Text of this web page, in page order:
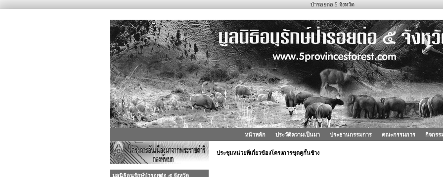
ป่ารอยต่อ 5 จังหวัด
หน้าหลัก ประวัติความเป็นมา ประธานกรรมการ คณะกรรมการ กิจกรร
มูลนิธิอนุรักษ์ป่ารอยต่อ ๕ จังหวัด
ประชุมหน่วยที่เกี่ยวข้องโครงการขุดคูกั้นช้าง